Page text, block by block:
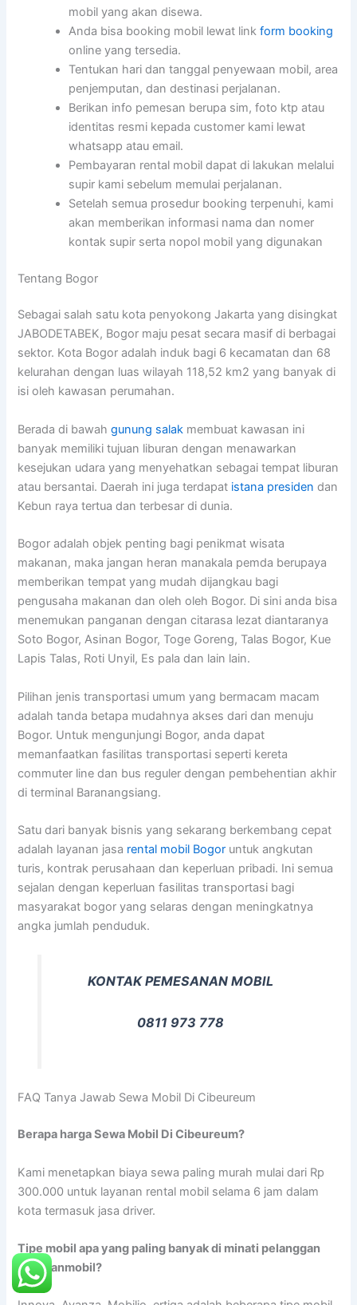
mobil yang akan disewa.
Anda bisa booking mobil lewat linkform booking
online yang tersedia.
Tentukan hari dan tanggal penyewaan mobil, area
penjemputan, dan destinasi perjalanan.
Berikan info pemesan berupa sim, foto ktp atau
identitas resmi kepada customer kami lewat
whatsapp atau email.
Pembayaran rental mobil dapat di lakukan melalui
supir kami sebelum memulai perjalanan.
Setelah semua prosedur booking terpenuhi, kami
akan memberikan informasi nama dan nomer
kontak supir serta nopol mobil yang digunakan
Tentang Bogor
Sebagai salah satu kota penyokong Jakarta yang disingkat
JABODETABEK, Bogor maju pesat secara masif di berbagai
sektor. Kota Bogor adalah induk bagi 6 kecamatan dan 68
kelurahan dengan luas wilayah 118,52 km2 yang banyak di
isi oleh kawasan perumahan.
Berada di bawahgunung salak membuat kawasan ini
banyak memiliki tujuan liburan dengan menawarkan
kesejukan udara yang menyehatkan sebagai tempat liburan
atau bersantai. Daerah ini juga terdapat istana presiden dan
Kebun raya tertua dan terbesar di dunia.
Bogor adalah objek penting bagi penikmat wisata
makanan, maka jangan heran manakala pemda berupaya
memberikan tempat yang mudah dijangkau bagi
pengusaha makanan dan oleh oleh Bogor. Di sini anda bisa
menemukan panganan dengan citarasa lezat diantaranya
Soto Bogor, Asinan Bogor, Toge Goreng, Talas Bogor, Kue
Lapis Talas, Roti Unyil, Es pala dan lain lain.
Pilihan jenis transportasi umum yang bermacam macam
adalah tanda betapa mudahnya akses dari dan menuju
Bogor. Untuk mengunjungi Bogor, anda dapat
memanfaatkan fasilitas transportasi seperti kereta
commuter line dan bus reguler dengan pembehentian akhir
di terminal Baranangsiang.
Satu dari banyak bisnis yang sekarang berkembang cepat
adalah layanan jasa rental mobil Bogor untuk angkutan
turis, kontrak perusahaan dan keperluan pribadi. Ini semua
sejalan dengan keperluan fasilitas transportasi bagi
masyarakat bogor yang selaras dengan meningkatnya
angka jumlah penduduk.
KONTAK PEMESANAN MOBIL
0811 973 778
FAQ Tanya Jawab Sewa Mobil Di Cibeureum
Berapa harga Sewa Mobil Di Cibeureum?
Kami menetapkan biaya sewa paling murah mulai dari Rp
300.000 untuk layanan rental mobil selama 6 jam dalam
kota termasuk jasa driver.
Tipe mobil apa yang paling banyak di minati pelanggan
rentalanmobil?